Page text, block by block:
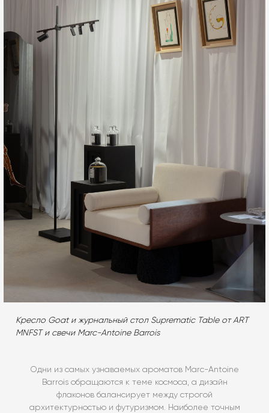
Кресло Goat и журнальный стол Suprematic Table от ART
MNFST и свечи Marc-Antoine Barrois
Одни из самых узнаваемых ароматов Marc-Antoine
Barrois обращаются к теме космоса, а дизайн
флаконов балансирует между строгой
архитектурностью и футуризмом. Наиболее точным